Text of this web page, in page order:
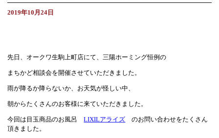
2019年10月24日
先日、オークワ生駒上町店にて、三陽ホーミング恒例の
まちかど相談会を開催させていただきました。
雨が降るか降らないか、お天気が怪しい中、
朝からたくさんのお客様に来ていただきました。
今回は目玉商品のお風呂LIXILアライズ のお問い合わせをたくさん
頂きました。